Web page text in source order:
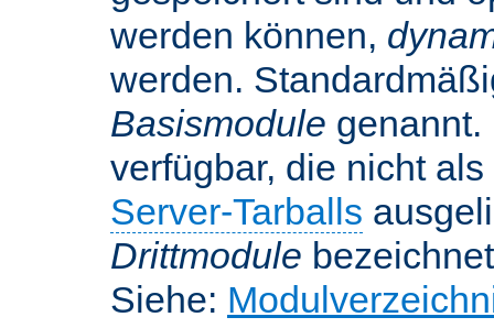
werden können,
werden.
Basismodule genannt.
verfügbar, die nicht
Server-Tarballs
Drittmodule
Siehe: